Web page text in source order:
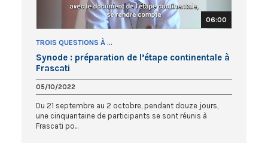
06:00
TROIS QUESTIONS À ...
Synode : préparation de l’étape continentale à
Frascati
05/10/2022
Du 21 septembre au 2 octobre, pendant douze jours,
une cinquantaine de participants se sont réunis à
Frascati po...